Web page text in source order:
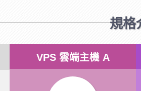
規格
VPS 雲端主機 A